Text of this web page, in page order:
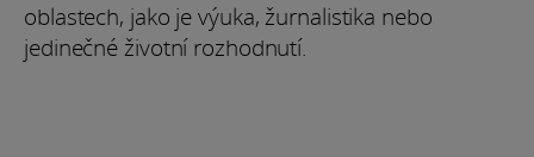
oblastech, jako je výuka, žurnalistika nebo
jedinečné životní rozhodnutí.